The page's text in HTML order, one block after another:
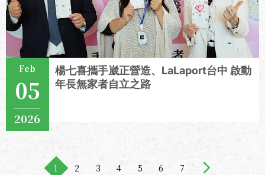
Feb
05
2026
楊七喜攜手崴正營造、LaLaport台中 啟動
年長無家者自立之路
1 2 3 4 5 6 7